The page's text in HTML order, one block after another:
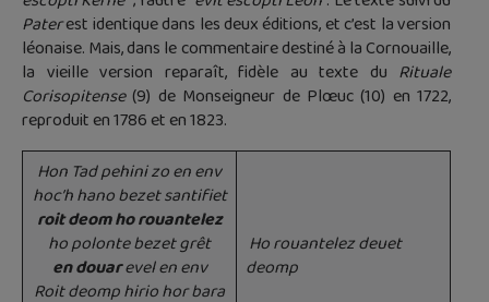
Paterest identique dans les deux éditions, et c’est la version
léonaise. Mais, dans le commentaire destiné à la Cornouaille,
la vieille version reparaît, fidèle au texte du Rituale
Corisopitense(9) de Monseigneur de Plœuc (10) en 1722,
reproduit en 1786 et en 1823.
Hon Tad pehini zo en env
hoc’h hano bezet santifiet
roit deom ho rouantelez
ho polonte bezet grêt
en douarevel en env
Roit deomp hirio hor bara
Ho rouantelez deuet
deomp